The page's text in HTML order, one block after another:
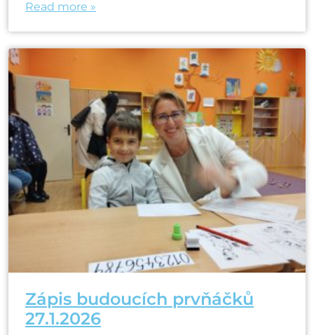
Read more »
Zápis budoucích prvňáčků
27.1.2026